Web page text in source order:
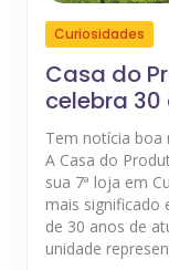
Curiosidades
Casa do
celebra 30
Tem notícia boa
A Casa do
sua 7ª loja em
mais significado
de 30 anos de
unidade